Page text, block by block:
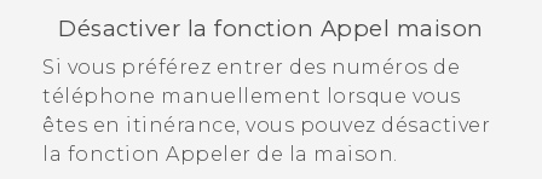
Désactiver la fonction Appel maison
Si vous préférez entrer des numéros de
téléphone manuellement lorsque vous
êtes en itinérance, vous pouvez désactiver
la fonction Appeler de la maison.